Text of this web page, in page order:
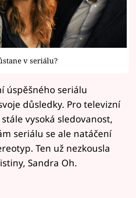
Karlovy Vary
v seriálu?
úspěšného seriálu
důsledky. Pro televizní
vysoká sledovanost,
seriálu se ale natáčení
Ten už nezkousla
Sandra Oh.